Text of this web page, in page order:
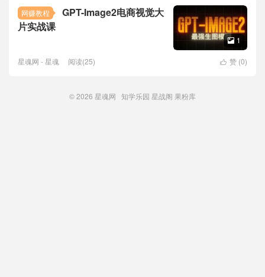
网赚教程
GPT-Image2电商视觉大
片实战课
 1
 赞 (0)
星魂网 - 星魂 阅读(25)
© 2026 星魂网 知学乐园 星战阁 果粉库